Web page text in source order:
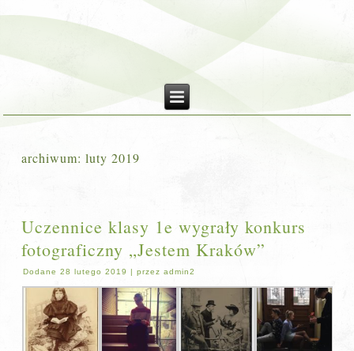
archiwum:luty 2019
Uczennice klasy 1e wygrały konkurs
fotograficzny „Jestem Kraków”
Dodane 28 lutego 2019 |przez admin2